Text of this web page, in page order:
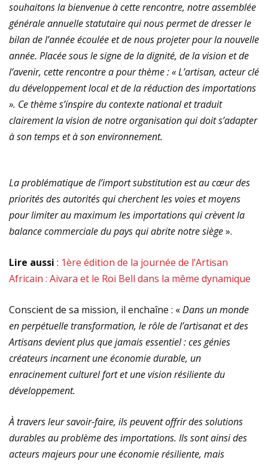
souhaitons la bienvenue à cette rencontre, notre assemblée
générale annuelle statutaire qui nous permet de dresser le
bilan de l’année écoulée et de nous projeter pour la nouvelle
année. Placée sous le signe de la dignité, de la vision et de
l’avenir, cette rencontre a pour thème : « L’artisan, acteur clé
du développement local et de la réduction des importations
». Ce thème s’inspire du contexte national et traduit
clairement la vision de notre organisation qui doit s’adapter
à son temps et à son environnement.
La problématique de l’import substitution est au cœur des
priorités des autorités qui cherchent les voies et moyens
pour limiter au maximum les importations qui crèvent la
balance commerciale du pays qui abrite notre siège».
Lire aussi : 1ère édition de la journée de l’Artisan
Africain : Aivara et le Roi Bell dans la même dynamique
Conscient de sa mission, il enchaîne : «Dans un monde
en perpétuelle transformation, le rôle de l’artisanat et des
Artisans devient plus que jamais essentiel : ces génies
créateurs incarnent une économie durable, un
enracinement culturel fort et une vision résiliente du
développement.
À travers leur savoir-faire, ils peuvent offrir des solutions
durables au problème des importations. Ils sont ainsi des
acteurs majeurs pour une économie résiliente, mais